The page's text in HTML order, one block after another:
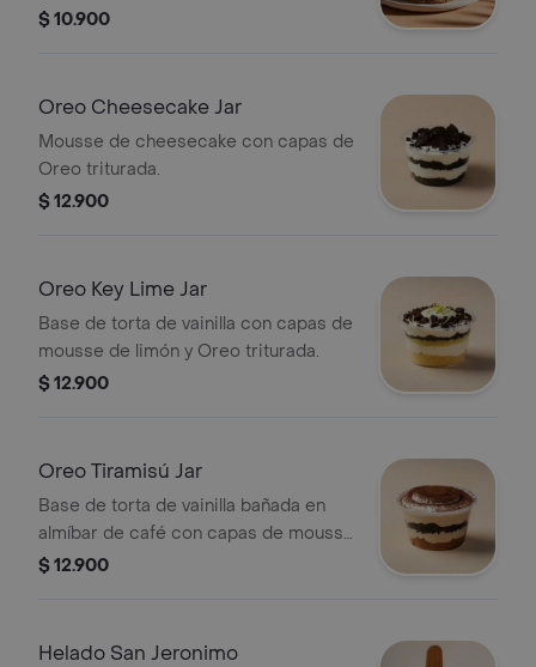
$ 10.900
Oreo Cheesecake Jar
Mousse de cheesecake con capas de
Oreo triturada.
$ 12.900
Oreo Key Lime Jar
Base de torta de vainilla con capas de
mousse de limón y Oreo triturada.
$ 12.900
Oreo Tiramisú Jar
Base de torta de vainilla bañada en
almíbar de café con capas de mousse
de tiramisú y Oreo.
$ 12.900
Helado San Jeronimo